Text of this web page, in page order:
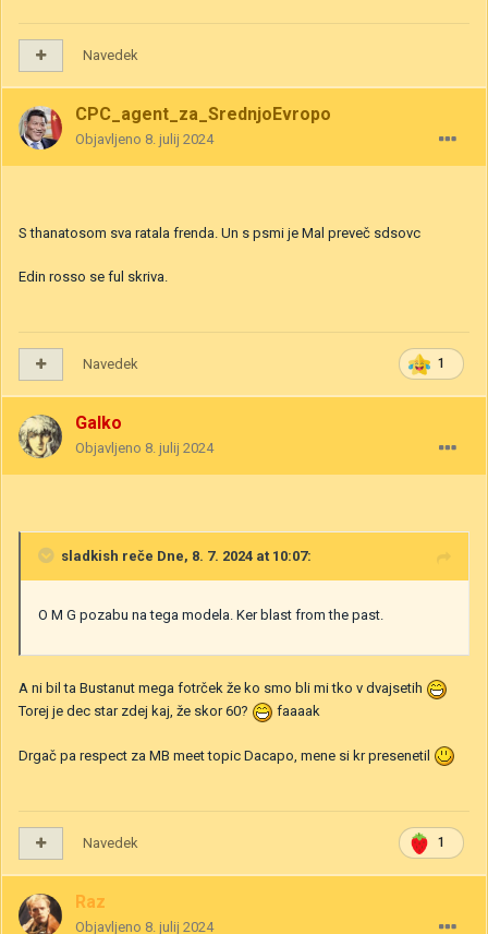
Navedek
CPC_agent_za_SrednjoEvropo
Objavljeno 8. julij 2024
S thanatosom sva ratala frenda. Un s psmi je Mal preveč sdsovc
Edin rosso se ful skriva.
1
Navedek
Galko
Objavljeno 8. julij 2024
sladkish reče Dne, 8. 7. 2024 at 10:07:
O M G pozabu na tega modela. Ker blast from the past.
A ni bil ta Bustanut mega fotrček že ko smo bli mi tko v dvajsetih
Torej je dec star zdej kaj, že skor 60?
faaaak
Drgač pa respect za MB meet topic Dacapo, mene si kr presenetil
1
Navedek
Raz
Objavljeno 8. julij 2024